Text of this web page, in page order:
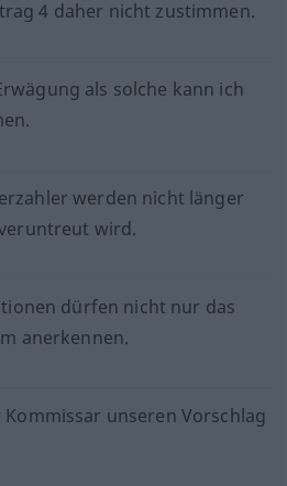
4 daher nicht zustimmen.
als solche kann ich
werden nicht länger
wird.
dürfen nicht nur das
anerkennen.
unseren Vorschlag